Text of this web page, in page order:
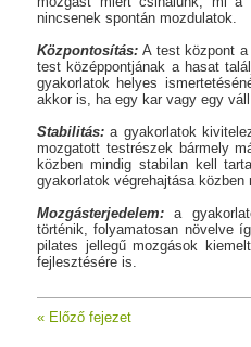
nincsenek spontán mozdulatok.
Központosítás: A test központ
test középpontjának a hasat
gyakorlatok helyes
akkor is, ha egy kar vagy egy
Stabilitás: a gyakorlatok
mozgatott testrészek bármely
közben mindig stabilan kell
gyakorlatok végrehajtása
Mozgásterjedelem: a
történik, folyamatosan növelve
pilates jellegű mozgások
fejlesztésére is.
« Előző fejezet